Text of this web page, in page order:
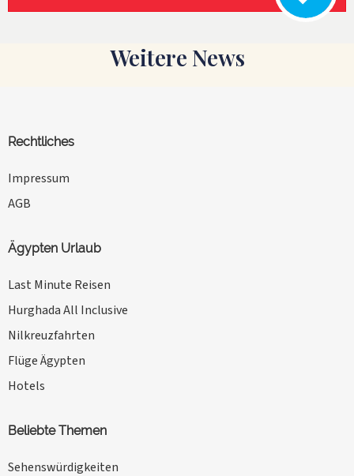
Weitere News
Rechtliches
Impressum
AGB
Ägypten Urlaub
Last Minute Reisen
Hurghada All Inclusive
Nilkreuzfahrten
Flüge Ägypten
Hotels
Beliebte Themen
Sehenswürdigkeiten